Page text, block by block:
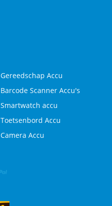
Gereedschap Accu
Barcode Scanner Accu's
Smartwatch accu
Toetsenbord Accu
Camera Accu